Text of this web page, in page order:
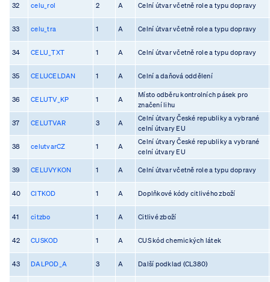
32 celu_rol 2 A Celní útvar včetně role a typu dopravy
33 celu_tra 1 A Celní útvar včetně role a typu dopravy
34 CELU_TXT 1 A Celní útvar včetně role a typu dopravy
35 CELUCELDAN 1 A Celní a daňová oddělení
36 CELUTV_KP 1 A
Místo odběru kontrolních pásek pro
značení lihu
37 CELUTVAR 3 A
Celní útvary České republiky a vybrané
celní útvary EU
38 celutvarCZ 1 A
Celní útvary České republiky a vybrané
celní útvary EU
39 CELUVYKON 1 A Celní útvar včetně role a typu dopravy
40 CITKOD 1 A Doplňkové kódy citlivého zboží
41 citzbo 1 A Citlivé zboží
42 CUSKOD 1 A CUS kód chemických látek
43 DALPOD_A 3 A Další podklad (CL380)